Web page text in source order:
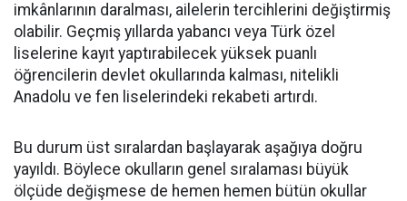
imkânlarının daralması, ailelerin tercihlerini değiştirmiş
olabilir. Geçmiş yıllarda yabancı veya Türk özel
liselerine kayıt yaptırabilecek yüksek puanlı
öğrencilerin devlet okullarında kalması, nitelikli
Anadolu ve fen liselerindeki rekabeti artırdı.
Bu durum üst sıralardan başlayarak aşağıya doğru
yayıldı. Böylece okulların genel sıralaması büyük
ölçüde değişmese de hemen hemen bütün okullar